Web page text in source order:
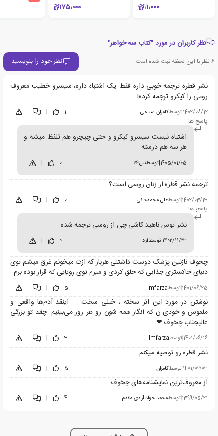
11،000 175،000
نظر کاربران در مورد "کتاب سه خواهر"
6نظر تا این لحظه ثبت شده است نظر خود را بنویسید
نشر قطره ترجمه خوبی داره فقط یک اشتباه داره، سیسرو خطیب معروف
رومی را کیکرو ترجمه کرده!
1402/08/12
|توسطکامران سیاحی 1
|
|
پاسخ ها
اشتباه نیست سیسرو کیکرو و حتی چیچرو هم تلفظ میشه و
هر سه هم درسته
1405/01/05
|توسطنیل🌱 0
ترجمه نشر قطره از زبان روسی است؟
1402/03/13
|توسطعلی محمدجانی 0
|
|
پاسخ ها
نشر توس ناهید کاشی چی از روسی ترجمه شده
1402/11/23
|توسطآراد 0
چخوف نازنین پزشک دوست داشتنی هربار که ازت میخونم غرق میشم توی
دنیای خاکستری جذابی که خلق کردی و میرم توی رویایی که قرار بوده برم.
1401/06/25
|توسطImfarza
5
|
|
نوشتن در مورد این اثر سخته ، خیلی سخت ... اینقد آدم‌ها واقعی و
ملموس و خودی ن که انگار همه شون رو هر روز می‌بینیم. چقد تو بزرگی
عالیجناب چخوف ❤
1401/06/16
|توسطImfarza
3
|
|
نشر قطره رو توصیه میکنم
1401/02/03
|توسطکامران 5
|
|
از معروف‌ترین نمایشنامه‌های چخوف
1399/05/21
|توسطمحمد جواد آزادی مقدم 4
|
|